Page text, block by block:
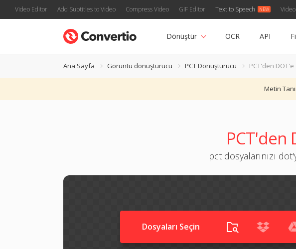
Video Editor Add Subtitles to Video Compress Video GIF Editor Text to Speech
Dönüştür OCR API
Ana Sayfa Görüntü dönüştürücü PCT Dönüştürücü PCT'den DOT'e
Metin
PCT'den
pct dosyalarınızı
Dosyaları Seçin